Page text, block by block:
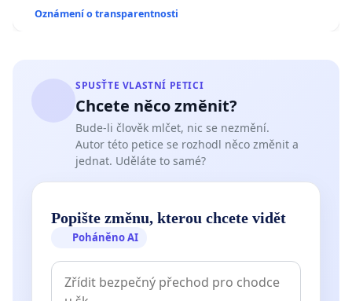
Oznámení o transparentnosti
SPUSŤTE VLASTNÍ PETICI
Chcete něco změnit?
Bude-li člověk mlčet, nic se nezmění.
Autor této petice se rozhodl něco změnit a
jednat. Uděláte to samé?
Popište změnu, kterou chcete vidět
Poháněno AI